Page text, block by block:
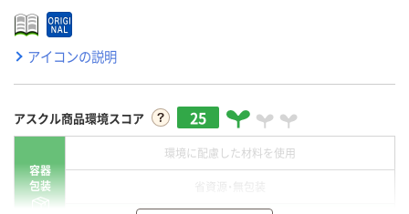
アイコンの説明
アスクル商品環境スコア 25
容器
包装
環境に配慮した材料を使用